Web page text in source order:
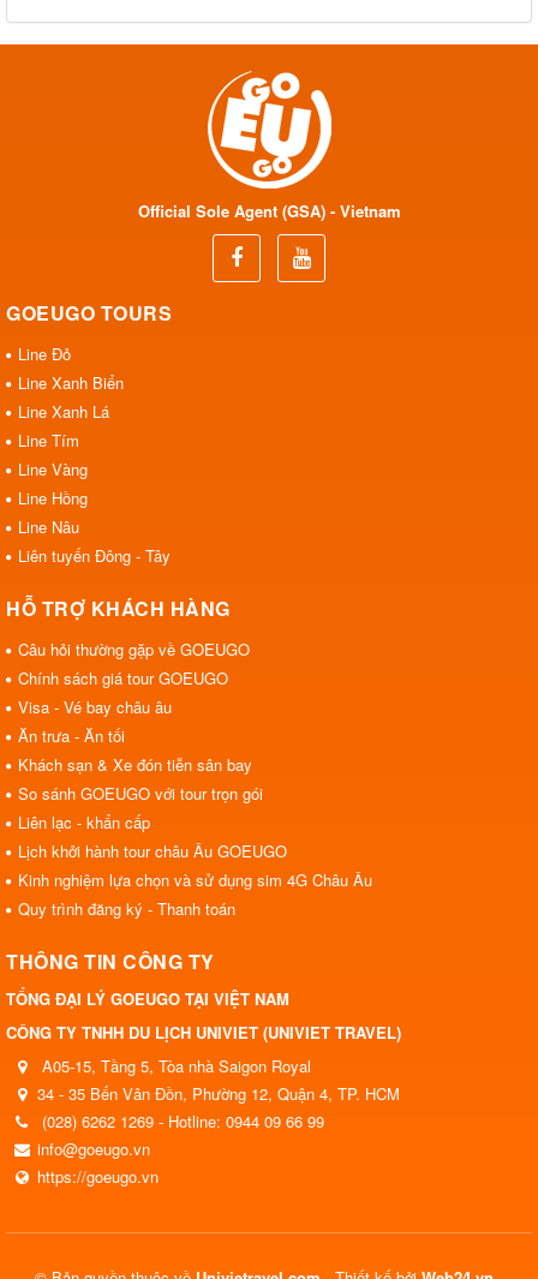
Official Sole Agent (GSA) - Vietnam
GOEUGO TOURS
Line Đỏ
Line Xanh Biển
Line Xanh Lá
Line Tím
Line Vàng
Line Hồng
Line Nâu
Liên tuyến Đông - Tây
HỖ TRỢ KHÁCH HÀNG
Câu hỏi thường gặp về GOEUGO
Chính sách giá tour GOEUGO
Visa - Vé bay châu âu
Ăn trưa - Ăn tối
Khách sạn & Xe đón tiễn sân bay
So sánh GOEUGO với tour trọn gói
Liên lạc - khẩn cấp
Lịch khởi hành tour châu Âu GOEUGO
Kinh nghiệm lựa chọn và sử dụng sim 4G Châu Âu
Quy trình đăng ký - Thanh toán
THÔNG TIN CÔNG TY
TỔNG ĐẠI LÝ GOEUGO TẠI VIỆT NAM
CÔNG TY TNHH DU LỊCH UNIVIET (UNIVIET TRAVEL)
A05-15, Tầng 5, Tòa nhà Saigon Royal
34 - 35 Bến Vân Đồn, Phường 12, Quận 4, TP. HCM
(028) 6262 1269 - Hotline: 0944 09 66 99
info@goeugo.vn
https://goeugo.vn